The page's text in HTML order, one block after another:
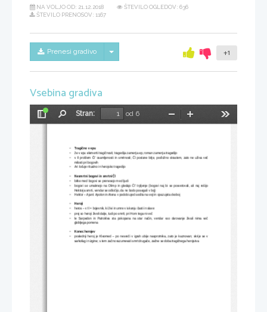
NA VOLJO OD: 21.12.2018
ŠTEVILO OGLEDOV: 636
ŠTEVILO PRENOSOV: 1167
Prenesi gradivo Skrij/prikaži meni +1
Vsebina gradiva
Preklopi
Stran:
od 6
Pomanjšaj
−
Tragično v epu
−
že v epu elementi tragičnosti; tragedija zamenja ep, roman zamenja tragedijo
−
v Il problem Čl' osamljenosti in smrtnosti; Čl postane bitje, podložno strastem, zato ne uživa več
milosti pri bogovih
−
Ari ločuje ritualno in herojsko tragedijo
Nesmrtni bogovi in smrtni Čl
bitke med bogovi se prenesejo med ljudi
−
bogovi se umaknejo na Olimp in gledajo Čl' trpljenje (bogovi naj bi se posvetovali, ali naj rešijo
Hektorja smrti, vendar se odločijo, da ne bodo posegali v boj)
−
Hektor – Ajant: Apolon in Atena v podobi ujed sedita na veji in opazujeta dvoboj
−
Heroji
−
heros – v Il = bojevnik, ki živi in umre v iskanju časti in slave
−
prej so heroji živeli dalje, tudi po smrti; pri Hom tega ni več
−
le  Sarpedon in Patrokles sta pokopana na  star način, vendar  vso darovanje  živali nima  več
globljega pomena
−
Konec herojev
−
poslednji heroj je Kleomed – po nesreči v igrah ubije nasprotnika, zato je kaznovan; skrije se v
sarkofag in izgine; s tem začno razumevati smrt drugače, začne se doba tragičnega herojstva